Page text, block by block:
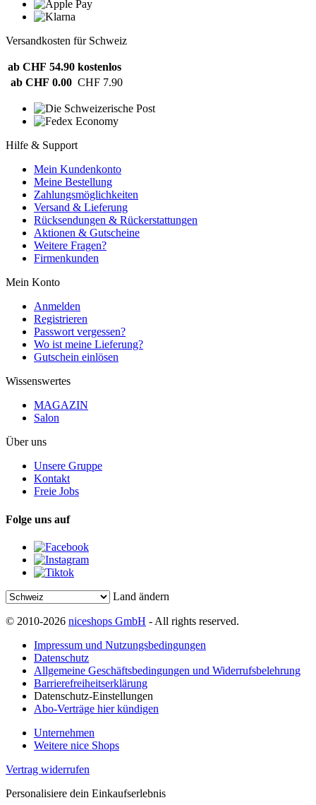
Versandkosten für Schweiz
ab CHF 54.90 kostenlos
ab CHF 0.00 CHF 7.90
Hilfe & Support
Mein Kundenkonto
Meine Bestellung
Zahlungsmöglichkeiten
Versand & Lieferung
Rücksendungen & Rückerstattungen
Aktionen & Gutscheine
Weitere Fragen?
Firmenkunden
Mein Konto
Anmelden
Registrieren
Passwort vergessen?
Wo ist meine Lieferung?
Gutschein einlösen
Wissenswertes
MAGAZIN
Salon
Über uns
Unsere Gruppe
Kontakt
Freie Jobs
Folge uns auf
Land ändern
© 2010-2026 niceshops GmbH - All rights reserved.
Impressum und Nutzungsbedingungen
Datenschutz
Allgemeine Geschäftsbedingungen und Widerrufsbelehrung
Barrierefreiheitserklärung
Datenschutz-Einstellungen
Abo-Verträge hier kündigen
Unternehmen
Weitere nice Shops
Vertrag widerrufen
Personalisiere dein Einkaufserlebnis